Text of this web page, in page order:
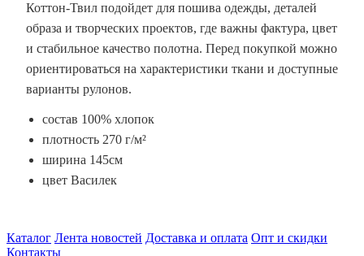
Коттон-Твил подойдет для пошива одежды, деталей
образа и творческих проектов, где важны фактура, цвет
и стабильное качество полотна. Перед покупкой можно
ориентироваться на характеристики ткани и доступные
варианты рулонов.
состав 100% хлопок
плотность 270 г/м²
ширина 145см
цвет Василек
Каталог Лента новостей Доставка и оплата Опт и скидки
Контакты